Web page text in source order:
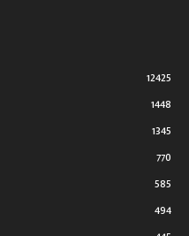
12425
1448
1345
770
585
494